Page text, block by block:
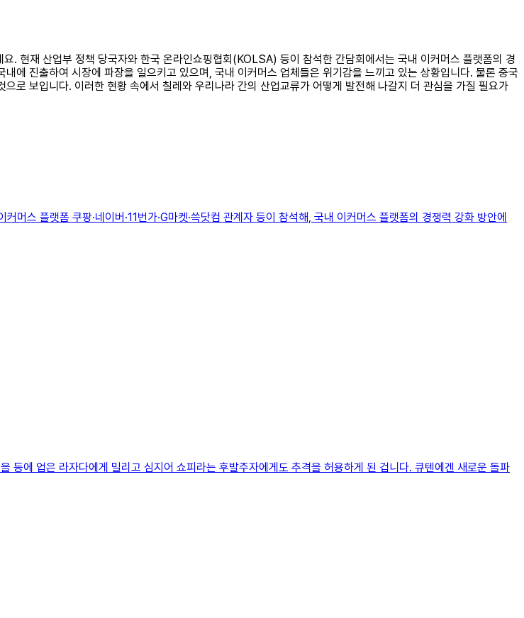
. 현재 산업부 정책 당국자와 한국 온라인쇼핑협회(KOLSA) 등이 참석한 간담회에서는 국내 이커머스 플랫폼의 경
에 진출하여 시장에 파장을 일으키고 있으며, 국내 이커머스 업체들은 위기감을 느끼고 있는 상황입니다. 물론 중국
로 보입니다. 이러한 현황 속에서 칠레와 우리나라 간의 산업교류가 어떻게 발전해 나갈지 더 관심을 가질 필요가
스 플랫폼 쿠팡·네이버·11번가·G마켓·쓱닷컴 관계자 등이 참석해, 국내 이커머스 플랫폼의 경쟁력 강화 방안에
등에 업은 라자다에게 밀리고 심지어 쇼피라는 후발주자에게도 추격을 허용하게 된 겁니다. 큐텐에겐 새로운 돌파